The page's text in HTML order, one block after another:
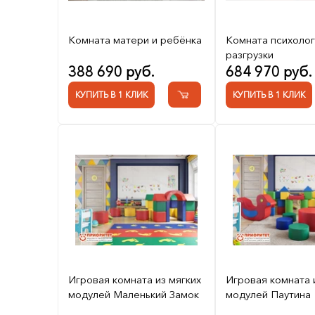
Комната матери и ребёнка
388 690 руб.
КУПИТЬ В 1 КЛИК
Комната
разгрузки
684 970 руб.
КУПИТЬ В 1 КЛИК
Игровая комната из мягких
модулей Маленький Замок
Игровая комната
модулей Паутина